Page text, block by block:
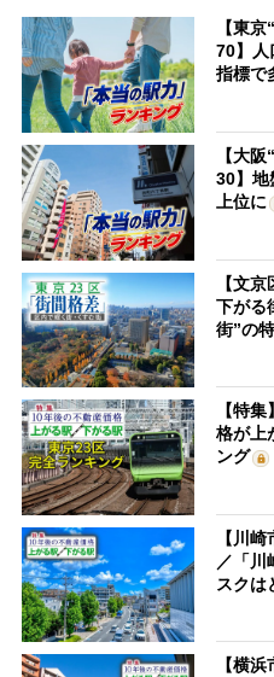
【東
70】人
指標で
【大
30】地
上位に
【文
下がる
街”の
【特
格が上
ング
【川
／「川
スクは
【横